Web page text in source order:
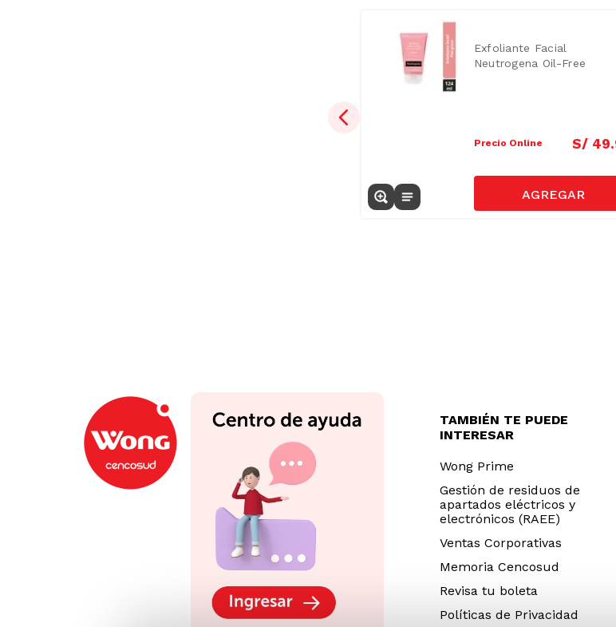
Exfoliante Facial
Neutrogena Oil-Free
Precio Online S/ 49.
TAMBIÉN TE PUEDE
INTERESAR
Wong Prime
Gestión de residuos de
apartados eléctricos y
electrónicos (RAEE)
Ventas Corporativas
Memoria Cencosud
Revisa tu boleta
Políticas de Privacidad